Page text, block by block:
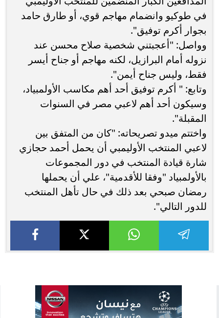
في طوكيو وانضمام مهاجم قوي، أو طارق حامد
بجوار أكرم توفيق".
وواصل: "أعجبتني شخصية صلاح محسن عند
نزوله أمام البرازيل، لكنه مهاجم أو جناح أيسر
فقط، وليس جناح أيمن".
وتابع: " أكرم توفيق أحد أهم مكاسب الأولمبياد،
وسيكون أحد أهم لاعبي مصر في السنوات
المقبلة".
واختتم ميدو تصريحاته: "كان من المتفق بين
لاعبي المنتخب الأوليمبي أن يحمل أحمد حجازي
شارة قيادة المنتخب في دور المجموعات
بالأولمبياد "وفقا للأقدمية"، علي أن يحملها
رمضان صبحي بعد ذلك في حال تأهل المنتخب
للدور التالي".